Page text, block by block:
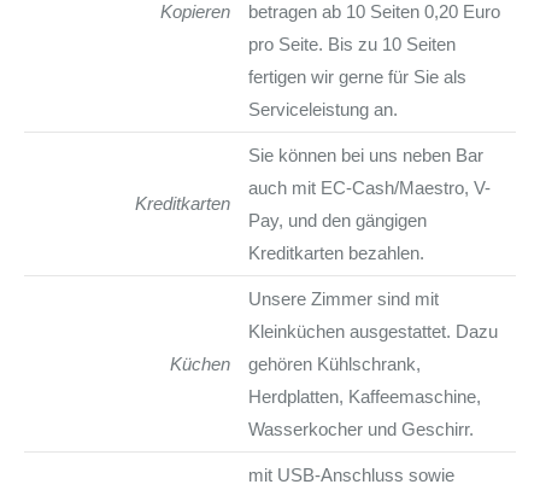
Kopieren
betragen ab 10 Seiten 0,20 Euro
pro Seite. Bis zu 10 Seiten
fertigen wir gerne für Sie als
Serviceleistung an.
Kreditkarten
Sie können bei uns neben Bar
auch mit EC-Cash/Maestro, V-
Pay, und den gängigen
Kreditkarten bezahlen.
Küchen
Unsere Zimmer sind mit
Kleinküchen ausgestattet. Dazu
gehören Kühlschrank,
Herdplatten, Kaffeemaschine,
Wasserkocher und Geschirr.
mit USB-Anschluss sowie